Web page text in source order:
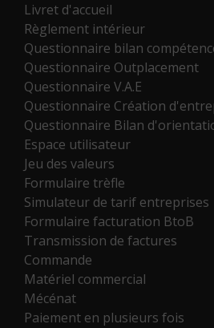
Livret d'accueil
Règlement intérieur
Questionnaire bilan
Questionnaire Outplacement
Questionnaire V.A.E
Questionnaire Création
Questionnaire Bilan
Espace utilisateur
Jeu des valeurs
Formulaire trèfle
Simulateur de tarif entreprises
Formulaire facturation BtoB
Transmission de factures
Commande
Matériel commercial
Mécénat
Paiement en plusieurs fois